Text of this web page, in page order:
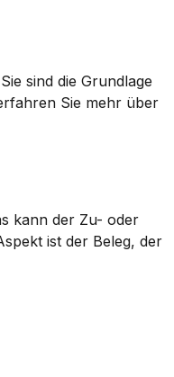
sind die Grundlage
Sie mehr über
kann der Zu- oder
ist der Beleg, der